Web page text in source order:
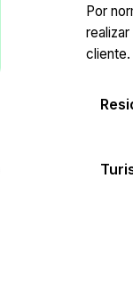
Por
cliente.